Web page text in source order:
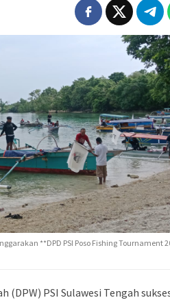
**DPD PSI Poso Fishing Tournament
(DPW) PSI Sulawesi Tengah